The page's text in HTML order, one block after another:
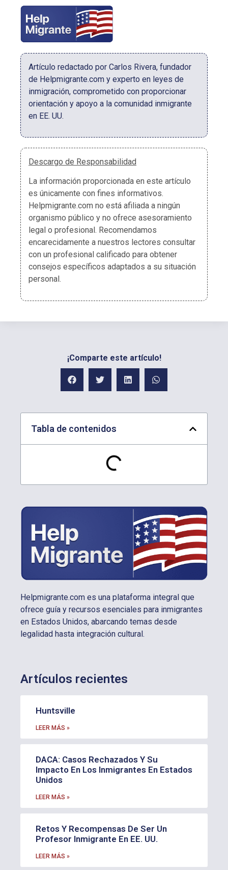
Artículo redactado por Carlos Rivera, fundador
de Helpmigrante.com y experto en leyes de
inmigración, comprometido con proporcionar
orientación y apoyo a la comunidad inmigrante
en EE. UU.
Descargo de Responsabilidad
La información proporcionada en este artículo
es únicamente con fines informativos.
Helpmigrante.com no está afiliada a ningún
organismo público y no ofrece asesoramiento
legal o profesional. Recomendamos
encarecidamente a nuestros lectores consultar
con un profesional calificado para obtener
consejos específicos adaptados a su situación
personal.
¡Comparte este artículo!
Tabla de contenidos
Helpmigrante.com es una plataforma integral que
ofrece guía y recursos esenciales para inmigrantes
en Estados Unidos, abarcando temas desde
legalidad hasta integración cultural.
Artículos recientes
Huntsville
LEER MÁS »
DACA: Casos Rechazados Y Su
Impacto En Los Inmigrantes En Estados
Unidos
LEER MÁS »
Retos Y Recompensas De Ser Un
Profesor Inmigrante En EE. UU.
LEER MÁS »